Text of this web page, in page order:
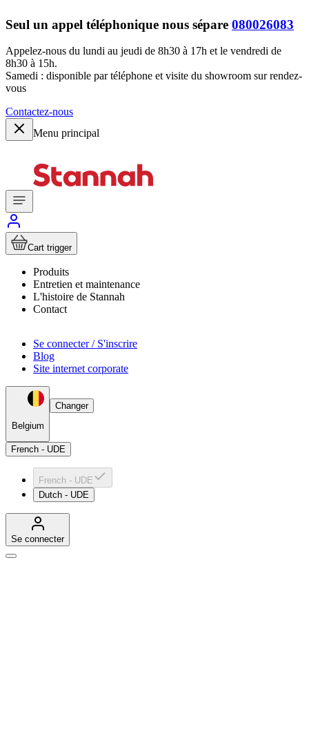
Seul un appel téléphonique nous sépare 080026083
Appelez-nous du lundi au jeudi de 8h30 à 17h et le vendredi de
8h30 à 15h.
Samedi : disponible par téléphone et visite du showroom sur rendez-
vous
Contactez-nous
Menu principal
Cart trigger
Produits
Entretien et maintenance
L'histoire de Stannah
Contact
Se connecter / S'inscrire
Blog
Site internet corporate
Belgium
Changer
French - UDE
French - UDE
Dutch - UDE
Se connecter